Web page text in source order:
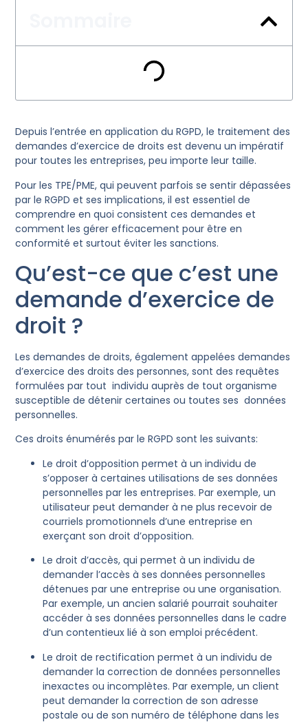
Depuis l’entrée en application du RGPD, le traitement des
demandes d’exercice de droits est devenu un impératif
pour toutes les entreprises, peu importe leur taille.
Pour les TPE/PME, qui peuvent parfois se sentir dépassées
par le RGPD et ses implications, il est essentiel de
comprendre en quoi consistent ces demandes et
comment les gérer efficacement pour être en
conformité et surtout éviter les sanctions.
Qu’est-ce que c’est une
demande d’exercice de
droit ?
Les demandes de droits, également appelées demandes
d’exercice des droits des personnes, sont des requêtes
formulées par tout individu auprès de tout organisme
susceptible de détenir certaines ou toutes ses données
personnelles.
Ces droits énumérés par le RGPD sont les suivants:
Le droit d’opposition permet à un individu de
s’opposer à certaines utilisations de ses données
personnelles par les entreprises. Par exemple, un
utilisateur peut demander à ne plus recevoir de
courriels promotionnels d’une entreprise en
exerçant son droit d’opposition.
Le droit d’accès, qui permet à un individu de
demander l’accès à ses données personnelles
détenues par une entreprise ou une organisation.
Par exemple, un ancien salarié pourrait souhaiter
accéder à ses données personnelles dans le cadre
d’un contentieux lié à son emploi précédent.
Le droit de rectification permet à un individu de
demander la correction de données personnelles
inexactes ou incomplètes. Par exemple, un client
peut demander la correction de son adresse
postale ou de son numéro de téléphone dans les